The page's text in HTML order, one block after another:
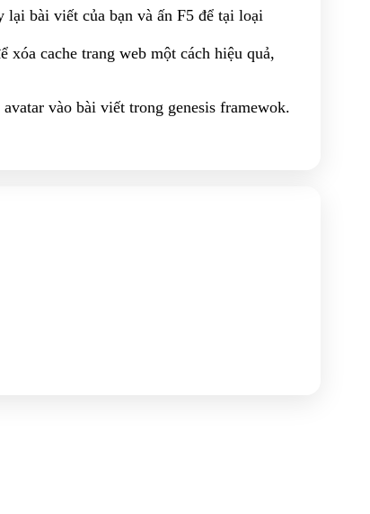
lại bài viết của bạn và ấn F5 để tại loại
cache trang web một cách hiệu quả,
vào bài viết trong genesis framewok.